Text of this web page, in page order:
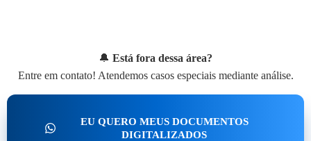
🔔 Está fora dessa área?
Entre em contato! Atendemos casos especiais mediante análise.
EU QUERO MEUS DOCUMENTOS
DIGITALIZADOS